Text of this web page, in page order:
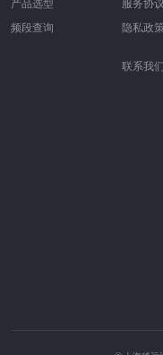
频段查询
隐私政策
联系我们